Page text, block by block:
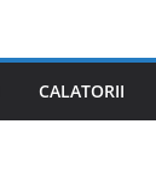
CALATORII